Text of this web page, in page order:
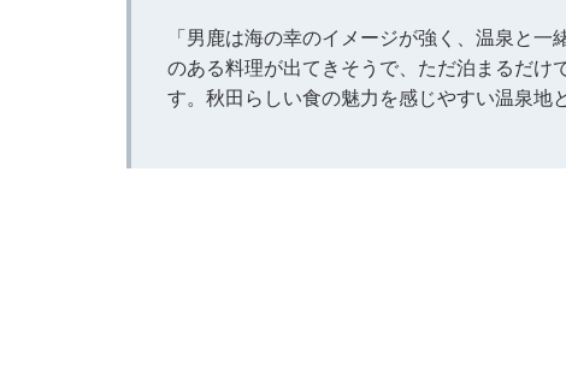
「男鹿は海の幸のイメージが強く、温泉と
のある料理が出てきそうで、ただ泊まるだけ
す。秋田らしい食の魅力を感じやすい温泉地